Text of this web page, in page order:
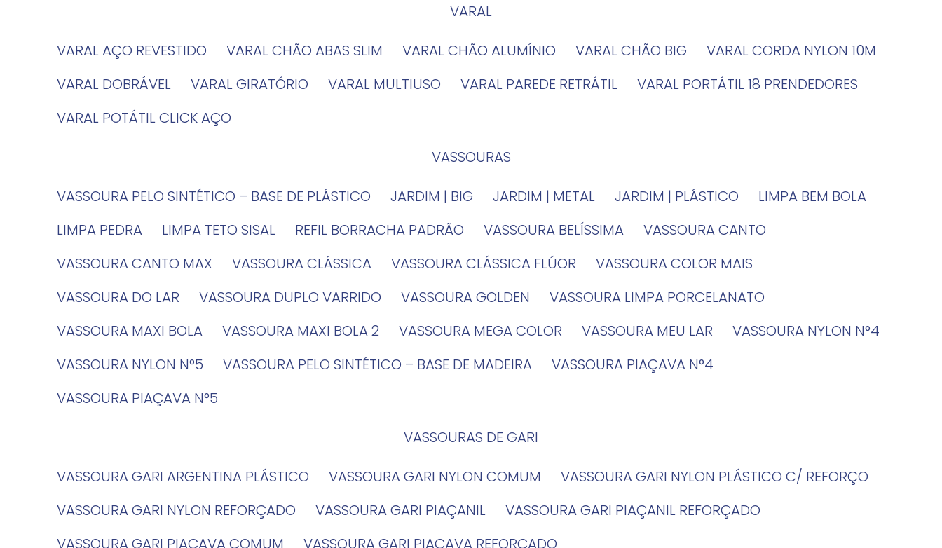
VARAL
VARAL AÇO REVESTIDO
VARAL CHÃO ABAS SLIM VARAL CHÃO ALUMÍNIO VARAL CHÃO BIG
VARAL CORDA NYLON 10M
VARAL DOBRÁVEL
VARAL GIRATÓRIO VARAL MULTIUSO VARAL PAREDE RETRÁTIL
VARAL PORTÁTIL 18 PRENDEDORES
VARAL POTÁTIL CLICK AÇO
VASSOURAS
VASSOURA PELO SINTÉTICO – BASE DE PLÁSTICO
JARDIM | BIG JARDIM | METAL JARDIM | PLÁSTICO
LIMPA BEM BOLA
LIMPA PEDRA
LIMPA TETO SISAL REFIL BORRACHA PADRÃO VASSOURA BELÍSSIMA
VASSOURA CANTO
VASSOURA CANTO MAX
VASSOURA CLÁSSICA VASSOURA CLÁSSICA FLÚOR
VASSOURA COLOR MAIS
VASSOURA DO LAR
VASSOURA DUPLO VARRIDO VASSOURA GOLDEN
VASSOURA LIMPA PORCELANATO
VASSOURA MAXI BOLA
VASSOURA MAXI BOLA 2 VASSOURA MEGA COLOR VASSOURA MEU LAR
VASSOURA NYLON N°4
VASSOURA NYLON N°5
VASSOURA PELO SINTÉTICO – BASE DE MADEIRA
VASSOURA PIAÇAVA N°4
VASSOURA PIAÇAVA N°5
VASSOURAS DE GARI
VASSOURA GARI ARGENTINA PLÁSTICO
VASSOURA GARI NYLON COMUM
VASSOURA GARI NYLON PLÁSTICO C/ REFORÇO
VASSOURA GARI NYLON REFORÇADO
VASSOURA GARI PIAÇANIL
VASSOURA GARI PIAÇANIL REFORÇADO
VASSOURA GARI PIAÇAVA COMUM
VASSOURA GARI PIAÇAVA REFORÇADO